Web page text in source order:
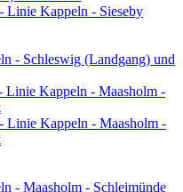
Linie Kappeln - Sieseby
- Schleswig (Landgang) und
Linie Kappeln - Maasholm -
Linie Kappeln - Maasholm -
- Maasholm - Schleimünde